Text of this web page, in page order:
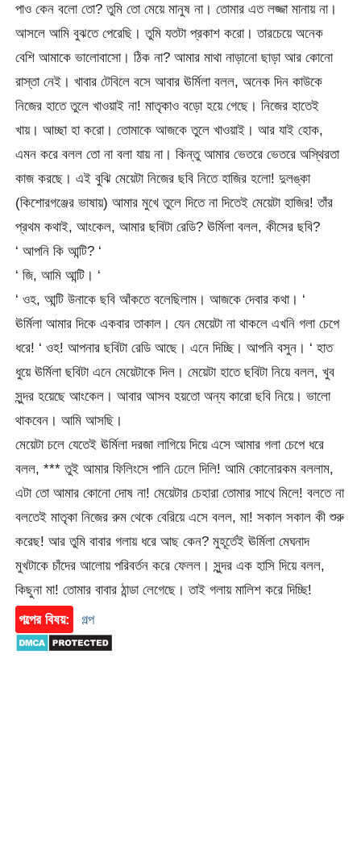
পাও কেন বলো তো? তুমি তো মেয়ে মানুষ না। তোমার এত লজ্জা মানায় না।
আসলে আমি বুঝতে পেরেছি। তুমি যতটা প্রকাশ করো। তারচেয়ে অনেক
বেশি আমাকে ভালোবাসো। ঠিক না? আমার মাথা নাড়ানো ছাড়া আর কোনো
রাস্তা নেই। খাবার টেবিলে বসে আবার ঊর্মিলা বলল, অনেক দিন কাউকে
নিজের হাতে তুলে খাওয়াই না! মাতৃকাও বড়ো হয়ে গেছে। নিজের হাতেই
খায়। আচ্ছা হা করো। তোমাকে আজকে তুলে খাওয়াই। আর যাই হোক,
এমন করে বলল তো না বলা যায় না। কিন্তু আমার ভেতরে ভেতরে অস্থিরতা
কাজ করছে। এই বুঝি মেয়েটা নিজের ছবি নিতে হাজির হলো! দুলঙ্কা
(কিশোরগঞ্জের ভাষায়) আমার মুখে তুলে দিতে না দিতেই মেয়েটা হাজির! তাঁর
প্রথম কথাই, আংকেল, আমার ছবিটা রেডি? ঊর্মিলা বলল, কীসের ছবি?
‘ আপনি কি আন্টি? ‘
‘ জি, আমি আন্টি। ‘
‘ ওহ, আন্টি উনাকে ছবি আঁকতে বলেছিলাম। আজকে দেবার কথা। ‘
ঊর্মিলা আমার দিকে একবার তাকাল। যেন মেয়েটা না থাকলে এখনি গলা চেপে
ধরে! ‘ ওহ! আপনার ছবিটা রেডি আছে। এনে দিচ্ছি। আপনি বসুন। ‘ হাত
ধুয়ে ঊর্মিলা ছবিটা এনে মেয়েটাকে দিল। মেয়েটা হাতে ছবিটা নিয়ে বলল, খুব
সুন্দর হয়েছে আংকেল। আবার আসব হয়তো অন্য কারো ছবি নিয়ে। ভালো
থাকবেন। আমি আসছি।
মেয়েটা চলে যেতেই ঊর্মিলা দরজা লাগিয়ে দিয়ে এসে আমার গলা চেপে ধরে
বলল, *** তুই আমার ফিলিংসে পানি ঢেলে দিলি! আমি কোনোরকম বললাম,
এটা তো আমার কোনো দোষ না! মেয়েটার চেহারা তোমার সাথে মিলে! বলতে না
বলতেই মাতৃকা নিজের রুম থেকে বেরিয়ে এসে বলল, মা! সকাল সকাল কী শুরু
করেছ! আর তুমি বাবার গলায় ধরে আছ কেন? মুহূর্তেই ঊর্মিলা মেঘনাদ
মুখটাকে চাঁদের আলোয় পরিবর্তন করে ফেলল। সুন্দর এক হাসি দিয়ে বলল,
কিছুনা মা! তোমার বাবার ঠান্ডা লেগেছে। তাই গলায় মালিশ করে দিচ্ছি!
গল্পের বিষয়:
গল্প